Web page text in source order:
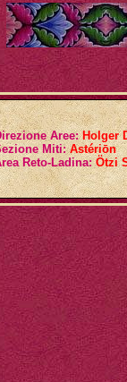
Aree:Holger
Miti:Astériōn
Reto-Ladina:Ötzi